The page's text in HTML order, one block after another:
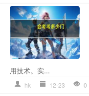
用技术。实...
hk 12-23 0